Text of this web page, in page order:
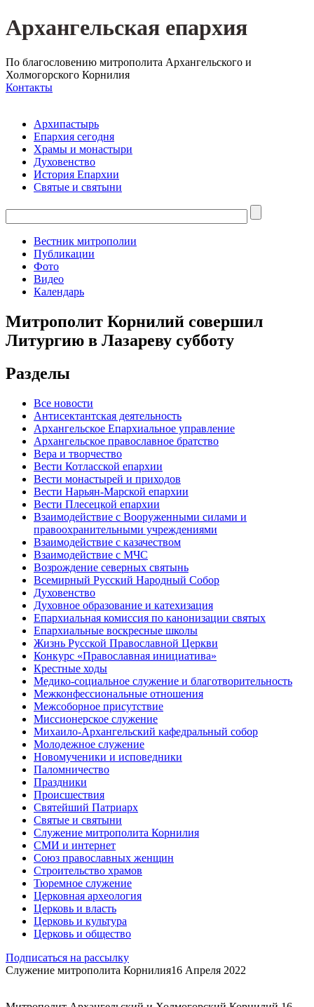
Архангельская епархия
По благословению митрополита Архангельского и
Холмогорского Корнилия
Контакты
Архипастырь
Епархия сегодня
Храмы и монастыри
Духовенство
История Епархии
Святые и святыни
Вестник митрополии
Публикации
Фото
Видео
Календарь
Митрополит Корнилий совершил
Литургию в Лазареву субботу
Разделы
Все новости
Антисектантская деятельность
Архангельское Епархиальное управление
Архангельское православное братство
Вера и творчество
Вести Котласской епархии
Вести монастырей и приходов
Вести Нарьян-Марской епархии
Вести Плесецкой епархии
Взаимодействие с Вооруженными силами и
правоохранительными учреждениями
Взаимодействие с казачеством
Взаимодействие с МЧС
Возрождение северных святынь
Всемирный Русский Народный Собор
Духовенство
Духовное образование и катехизация
Епархиальная комиссия по канонизации святых
Епархиальные воскресные школы
Жизнь Русской Православной Церкви
Конкурс «Православная инициатива»
Крестные ходы
Медико-социальное служение и благотворительность
Межконфессиональные отношения
Межсоборное присутствие
Миссионерское служение
Михаило-Архангельский кафедральный собор
Молодежное служение
Новомученики и исповедники
Паломничество
Праздники
Происшествия
Святейший Патриарх
Святые и святыни
Служение митрополита Корнилия
СМИ и интернет
Союз православных женщин
Строительство храмов
Тюремное служение
Церковная археология
Церковь и власть
Церковь и культура
Церковь и общество
Подписаться на рассылку
Служение митрополита Корнилия16 Апреля 2022